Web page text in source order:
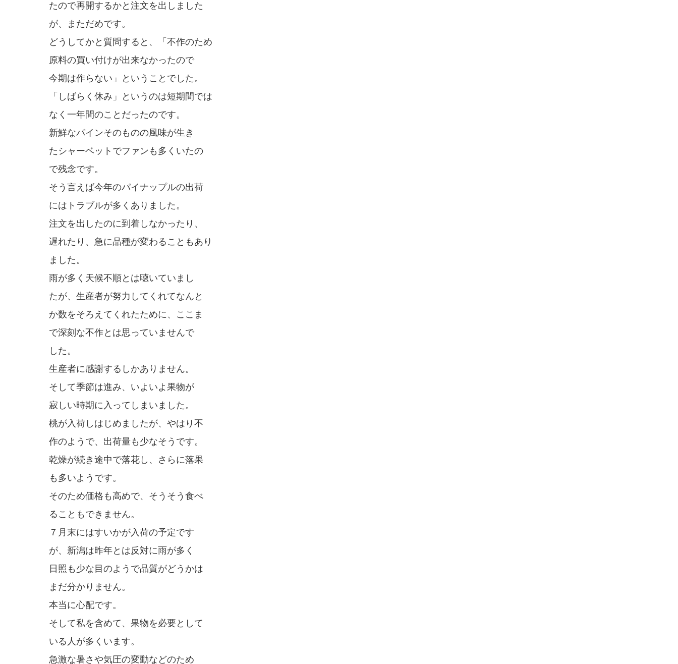
たので再開するかと注文を出しました
が、まただめです。
どうしてかと質問すると、「不作のため
原料の買い付けが出来なかったので
今期は作らない」ということでした。
「しばらく休み」というのは短期間では
なく一年間のことだったのです。
新鮮なパインそのものの風味が生き
たシャーベットでファンも多くいたの
で残念です。
そう言えば今年のパイナップルの出荷
にはトラブルが多くありました。
注文を出したのに到着しなかったり、
遅れたり、急に品種が変わることもあり
ました。
雨が多く天候不順とは聴いていまし
たが、生産者が努力してくれてなんと
か数をそろえてくれたために、ここま
で深刻な不作とは思っていませんで
した。
生産者に感謝するしかありません。
そして季節は進み、いよいよ果物が
寂しい時期に入ってしまいました。
桃が入荷しはじめましたが、やはり不
作のようで、出荷量も少なそうです。
乾燥が続き途中で落花し、さらに落果
も多いようです。
そのため価格も高めで、そうそう食べ
ることもできません。
７月末にはすいかが入荷の予定です
が、新潟は昨年とは反対に雨が多く
日照も少な目のようで品質がどうかは
まだ分かりません。
本当に心配です。
そして私を含めて、果物を必要として
いる人が多くいます。
急激な暑さや気圧の変動などのため